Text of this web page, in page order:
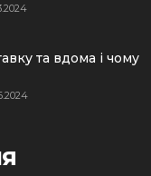
та вдома і чому